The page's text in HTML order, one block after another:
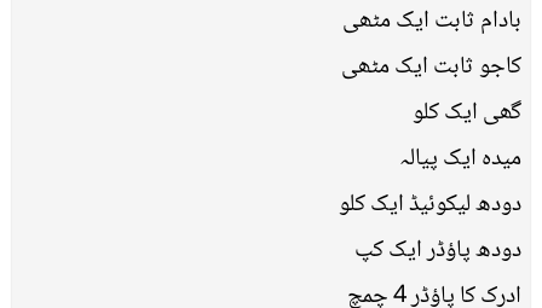
بادام ثابت ایک مٹھی
کاجو ثابت ایک مٹھی
گھی ایک کلو
میدہ ایک پیالہ
دودھ لیکوئیڈ ایک کلو
دودھ پاؤڈر ایک کپ
ادرک کا پاؤڈر 4 چمچ